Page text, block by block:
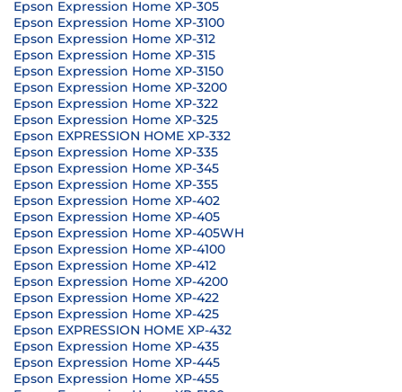
Epson Expression Home XP-305
Epson Expression Home XP-3100
Epson Expression Home XP-312
Epson Expression Home XP-315
Epson Expression Home XP-3150
Epson Expression Home XP-3200
Epson Expression Home XP-322
Epson Expression Home XP-325
Epson EXPRESSION HOME XP-332
Epson Expression Home XP-335
Epson Expression Home XP-345
Epson Expression Home XP-355
Epson Expression Home XP-402
Epson Expression Home XP-405
Epson Expression Home XP-405WH
Epson Expression Home XP-4100
Epson Expression Home XP-412
Epson Expression Home XP-4200
Epson Expression Home XP-422
Epson Expression Home XP-425
Epson EXPRESSION HOME XP-432
Epson Expression Home XP-435
Epson Expression Home XP-445
Epson Expression Home XP-455